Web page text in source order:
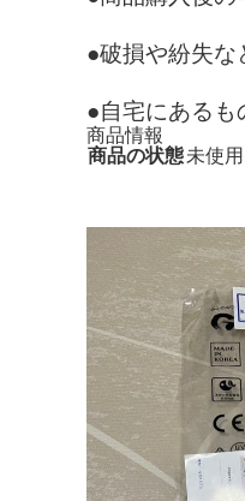
●破損や紛失な
●自宅にあるも
商品情報
商品の状態未使